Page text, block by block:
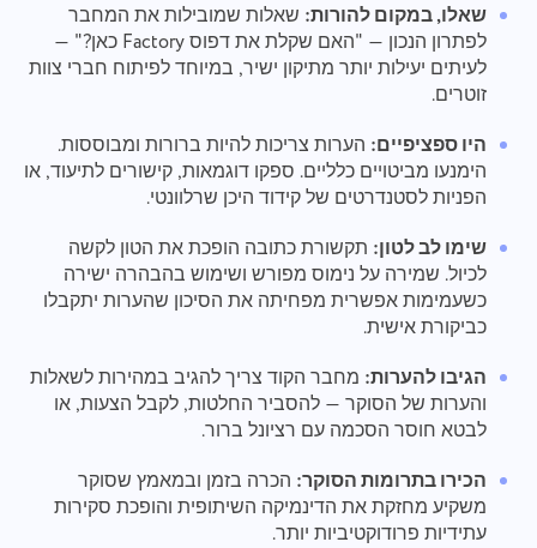
שאלו, במקום להורות: שאלות שמובילות את המחבר
לפתרון הנכון — "האם שקלת את דפוס Factory כאן?" —
לעיתים יעילות יותר מתיקון ישיר, במיוחד לפיתוח חברי צוות
זוטרים.
היו ספציפיים: הערות צריכות להיות ברורות ומבוססות.
הימנעו מביטויים כלליים. ספקו דוגמאות, קישורים לתיעוד, או
הפניות לסטנדרטים של קידוד היכן שרלוונטי.
שימו לב לטון: תקשורת כתובה הופכת את הטון לקשה
לכיול. שמירה על נימוס מפורש ושימוש בהבהרה ישירה
כשעמימות אפשרית מפחיתה את הסיכון שהערות יתקבלו
כביקורת אישית.
הגיבו להערות: מחבר הקוד צריך להגיב במהירות לשאלות
והערות של הסוקר — להסביר החלטות, לקבל הצעות, או
לבטא חוסר הסכמה עם רציונל ברור.
הכירו בתרומות הסוקר: הכרה בזמן ובמאמץ שסוקר
משקיע מחזקת את הדינמיקה השיתופית והופכת סקירות
עתידיות פרודוקטיביות יותר.